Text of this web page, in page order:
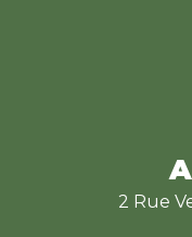
2 Rue